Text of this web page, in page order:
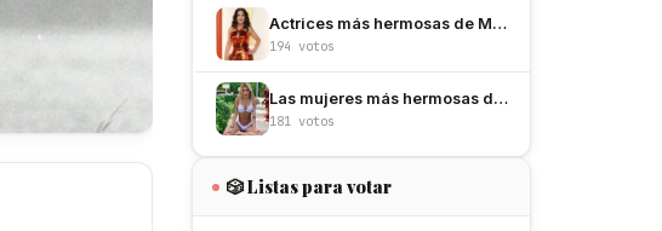
Actrices más hermosas de México
194 votos
Las mujeres más hermosas de Argentina
181 votos
🎲 Listas para votar